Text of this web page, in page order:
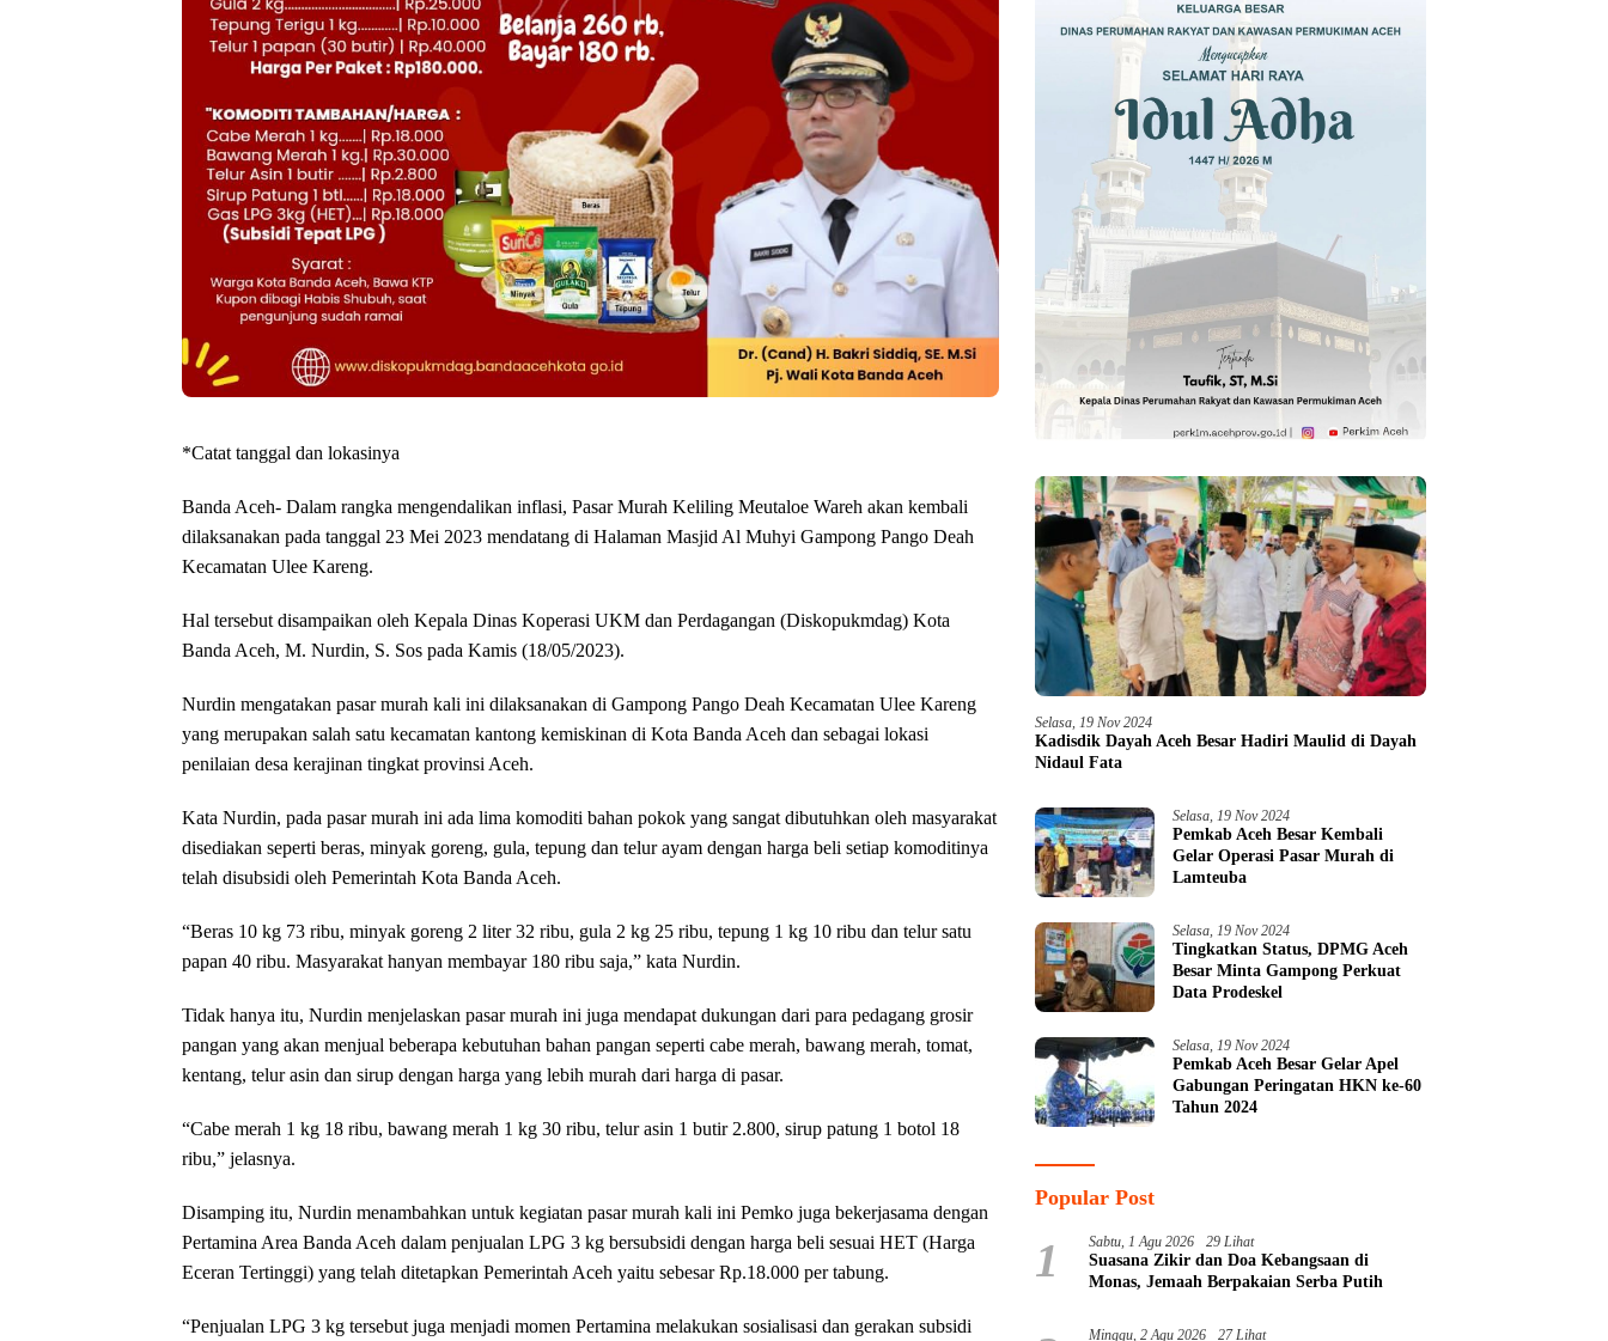
*Catat tanggal dan lokasinya
Banda Aceh- Dalam rangka mengendalikan inflasi, Pasar Murah Keliling Meutaloe Wareh akan kembali
dilaksanakan pada tanggal 23 Mei 2023 mendatang di Halaman Masjid Al Muhyi Gampong Pango Deah
Kecamatan Ulee Kareng.
Hal tersebut disampaikan oleh Kepala Dinas Koperasi UKM dan Perdagangan (Diskopukmdag) Kota
Banda Aceh, M. Nurdin, S. Sos pada Kamis (18/05/2023).
Nurdin mengatakan pasar murah kali ini dilaksanakan di Gampong Pango Deah Kecamatan Ulee Kareng
yang merupakan salah satu kecamatan kantong kemiskinan di Kota Banda Aceh dan sebagai lokasi
penilaian desa kerajinan tingkat provinsi Aceh.
Kata Nurdin, pada pasar murah ini ada lima komoditi bahan pokok yang sangat dibutuhkan oleh masyarakat
disediakan seperti beras, minyak goreng, gula, tepung dan telur ayam dengan harga beli setiap komoditinya
telah disubsidi oleh Pemerintah Kota Banda Aceh.
“Beras 10 kg 73 ribu, minyak goreng 2 liter 32 ribu, gula 2 kg 25 ribu, tepung 1 kg 10 ribu dan telur satu
papan 40 ribu. Masyarakat hanyan membayar 180 ribu saja,” kata Nurdin.
Tidak hanya itu, Nurdin menjelaskan pasar murah ini juga mendapat dukungan dari para pedagang grosir
pangan yang akan menjual beberapa kebutuhan bahan pangan seperti cabe merah, bawang merah, tomat,
kentang, telur asin dan sirup dengan harga yang lebih murah dari harga di pasar.
“Cabe merah 1 kg 18 ribu, bawang merah 1 kg 30 ribu, telur asin 1 butir 2.800, sirup patung 1 botol 18
ribu,” jelasnya.
Disamping itu, Nurdin menambahkan untuk kegiatan pasar murah kali ini Pemko juga bekerjasama dengan
Pertamina Area Banda Aceh dalam penjualan LPG 3 kg bersubsidi dengan harga beli sesuai HET (Harga
Eceran Tertinggi) yang telah ditetapkan Pemerintah Aceh yaitu sebesar Rp.18.000 per tabung.
“Penjualan LPG 3 kg tersebut juga menjadi momen Pertamina melakukan sosialisasi dan gerakan subsidi
Selasa, 19 Nov 2024
Kadisdik Dayah Aceh Besar Hadiri Maulid di Dayah
Nidaul Fata
Selasa, 19 Nov 2024
Pemkab Aceh Besar Kembali
Gelar Operasi Pasar Murah di
Lamteuba
Selasa, 19 Nov 2024
Tingkatkan Status, DPMG Aceh
Besar Minta Gampong Perkuat
Data Prodeskel
Selasa, 19 Nov 2024
Pemkab Aceh Besar Gelar Apel
Gabungan Peringatan HKN ke-60
Tahun 2024
Popular Post
1 Sabtu, 1 Agu 2026 29 Lihat
Suasana Zikir dan Doa Kebangsaan di
Monas, Jemaah Berpakaian Serba Putih
Minggu, 2 Agu 2026 27 Lihat